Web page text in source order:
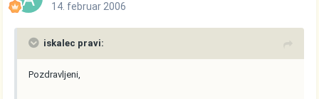
14. februar 2006
iskalec pravi:
Pozdravljeni,